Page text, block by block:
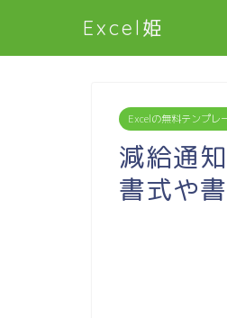
Excel姫
Excelの無料テンプレ
減給通
書式や